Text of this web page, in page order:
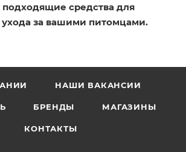
подходящие средства для
за вашими питомцами.
НАШИ ВАКАНСИИ
БРЕНДЫ МАГАЗИНЫ
КОНТАКТЫ